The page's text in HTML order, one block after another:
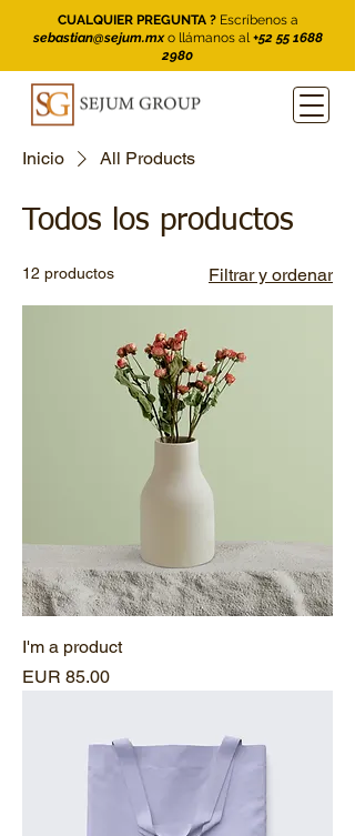
CUALQUIER PREGUNTA ?Escríbenos a
sebastian@sejum.mxo llámanos al+52 55 1688
2980
Inicio All Products
Todos los productos
12 productos Filtrar y ordenar
I'm a product
Precio
EUR 85.00